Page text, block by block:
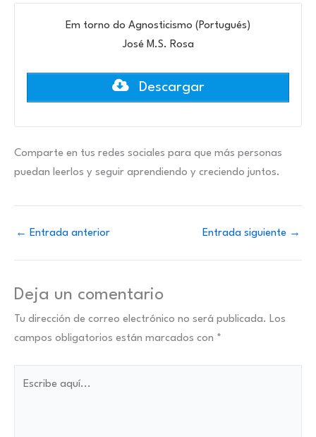
Em torno do Agnosticismo (Portugués)
José M.S. Rosa
Descargar
Comparte en tus redes sociales para que más personas
puedan leerlos y seguir aprendiendo y creciendo juntos.
← Entrada anterior Entrada siguiente →
Deja un comentario
Tu dirección de correo electrónico no será publicada. Los
campos obligatorios están marcados con *